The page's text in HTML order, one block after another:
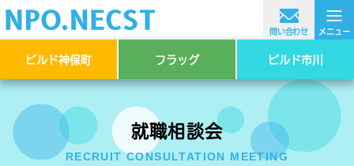
≡
メニュー
問い合わせ
ビルド神保町 フラッグ ビルド市川
就職相談会
RECRUIT CONSULTATION MEETING